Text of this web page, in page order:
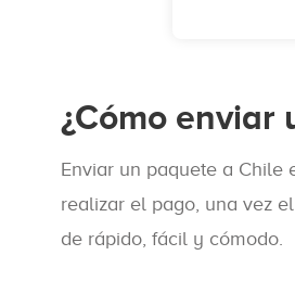
¿Cómo enviar
Enviar un paquete a Chile
realizar el pago, una vez
de rápido, fácil y cómodo.